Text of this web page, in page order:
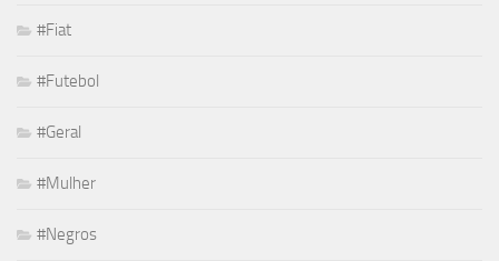
#Fiat
#Futebol
#Geral
#Mulher
#Negros